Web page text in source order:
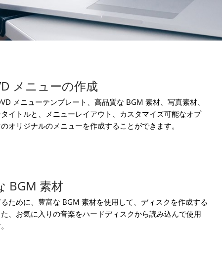
メニューの作成
メニューテンプレート、高品質な BGM 素材、写真素材、
イトルと、メニューレイアウト、カスタマイズ可能なオプ
オリジナルのメニューを作成することができます。
BGM 素材
ために、豊富な BGM 素材を使用して、ディスクを作成する
、お気に入りの音楽をハードディスクから読み込んで使用